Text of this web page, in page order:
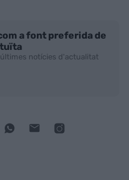
a font preferida de
notícies d'actualitat